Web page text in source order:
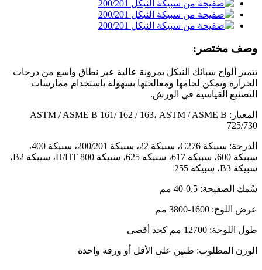
وصف مختصر:
تتميز ألواح سبائك النيكل بمرونة عالية عبر نطاق واسع من درجات
الحرارة ويمكن لحامها ومعالجتها بسهولة باستخدام ممارسات
التصنيع القياسية في الورش.
المعيار: ASTM / ASME B 161/ 162 / 163، ASTM / ASME B
725/730
الدرجة: سبيكة C276، سبيكة 22، سبيكة 200/201، سبيكة 400،
سبيكة 600، سبيكة 617، سبيكة 625، سبيكة 800 H/HT، سبيكة B2،
سبيكة B3، سبيكة 255
سُمك الصفيحة: 0.5-40 مم
عرض اللوح: 1600-3800 مم
طول اللوحة: 12700 مم كحد أقصى
الوزن المطلوب: طنين على الأقل أو ورقة واحدة